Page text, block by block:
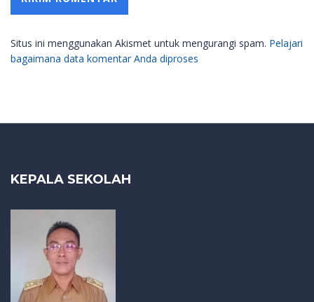
Situs ini menggunakan Akismet untuk mengurangi spam. Pelajari
bagaimana data komentar Anda diproses
KEPALA SEKOLAH